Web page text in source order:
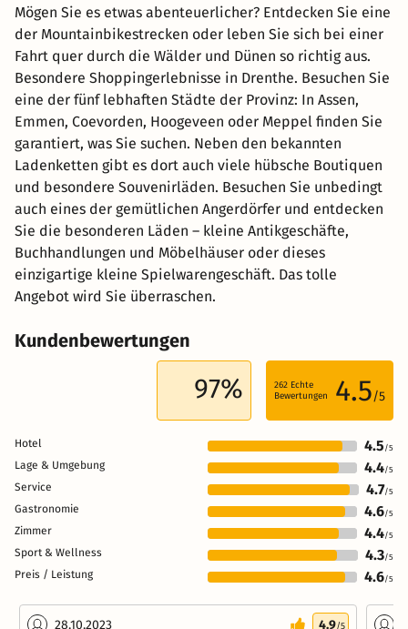
Mögen Sie es etwas abenteuerlicher? Entdecken Sie eine
der Mountainbikestrecken oder leben Sie sich bei einer
Fahrt quer durch die Wälder und Dünen so richtig aus.
Besondere Shoppingerlebnisse in Drenthe. Besuchen Sie
eine der fünf lebhaften Städte der Provinz: In Assen,
Emmen, Coevorden, Hoogeveen oder Meppel finden Sie
garantiert, was Sie suchen. Neben den bekannten
Ladenketten gibt es dort auch viele hübsche Boutiquen
und besondere Souvenirläden. Besuchen Sie unbedingt
auch eines der gemütlichen Angerdörfer und entdecken
Sie die besonderen Läden – kleine Antikgeschäfte,
Buchhandlungen und Möbelhäuser oder dieses
einzigartige kleine Spielwarengeschäft. Das tolle
Angebot wird Sie überraschen.
Kundenbewertungen
97% 262 Echte
Bewertungen
4.5/5
Hotel 4.5 /5
Lage & Umgebung 4.4/5
Service 4.7/5
Gastronomie 4.6/5
Zimmer 4.4/5
Sport & Wellness 4.3/5
Preis / Leistung 4.6/5
28.10.2023 4.9/5